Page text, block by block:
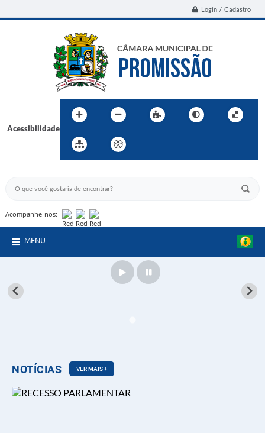
Login / Cadastro
Acessibilidade
Acompanhe-nos:
MENU
NOTÍCIAS VER MAIS +